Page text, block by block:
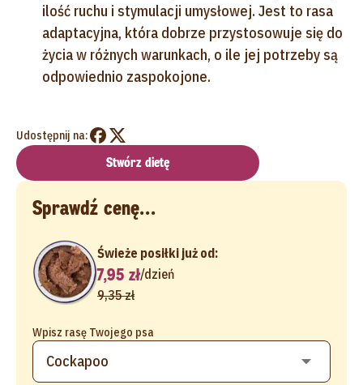
ilość ruchu i stymulacji umysłowej. Jest to rasa
adaptacyjna, która dobrze przystosowuje się do
życia w różnych warunkach, o ile jej potrzeby są
odpowiednio zaspokojone.
Udostępnij na:
Stwórz dietę
Sprawdź cenę...
Wpisz rasę Twojego psa
Świeże posiłki już od:
7,95 zł/dzień
9,35 zł